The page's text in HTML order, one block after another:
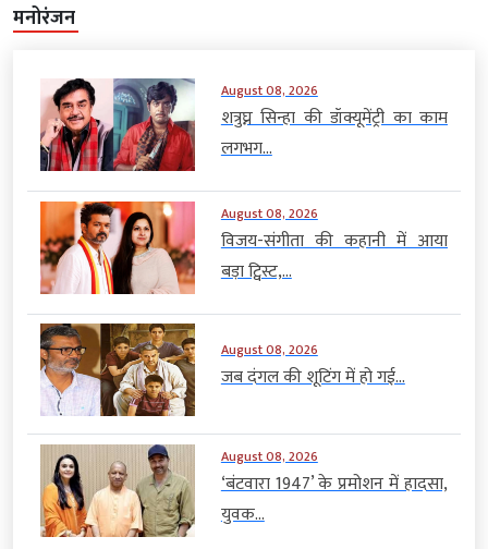
मनोरंजन
August 08, 2026
शत्रुघ्न सिन्हा की डॉक्यूमेंट्री का काम
लगभग...
August 08, 2026
विजय-संगीता की कहानी में आया
बड़ा ट्विस्ट,...
August 08, 2026
जब दंगल की शूटिंग में हो गई...
August 08, 2026
‘बंटवारा 1947’ के प्रमोशन में हादसा,
युवक...